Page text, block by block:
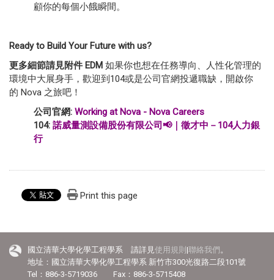
顧你的每個小餓瞬間。
Ready to Build Your Future with us?
更多細節請見附件 EDM 如果你也想在任務導向、人性化管理的
環境中大展身手，歡迎到104或是公司官網投遞職缺，開啟你
的 Nova 之旅吧！
公司官網: Working at Nova - Nova Careers
104: 諾威量測設備股份有限公司📢｜徵才中－104人力銀
行
Print this page
國立清華大學化學工程學系 請詳見使用規則 |聯絡我們 。
地址：國立清華大學化學工程學系 新竹市300光復路二段101號
Tel：886-3-5719036 Fax：886-3-5715408